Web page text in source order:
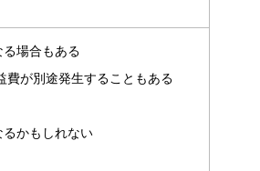
場合もある
費が別途発生することもある
かもしれない